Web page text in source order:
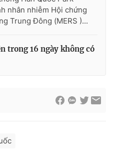
nhân nhiễm Hội chứng
Trung Đông (MERS )...
trong 16 ngày không có